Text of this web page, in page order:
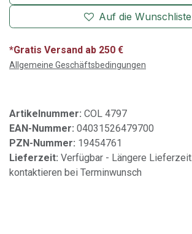
Auf die Wunschliste
*Gratis Versand ab 250 €
Allgemeine Geschäftsbedingungen
Artikelnummer: COL 4797
EAN-Nummer: 04031526479700
PZN-Nummer: 19454761
Lieferzeit: Verfügbar - Längere
kontaktieren bei Terminwunsch